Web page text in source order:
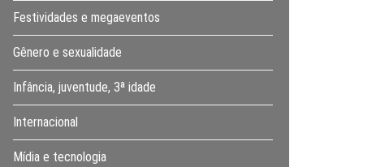
Festividades e megaeventos
Gênero e sexualidade
Infância, juventude, 3ª idade
Internacional
Mídia e tecnologia